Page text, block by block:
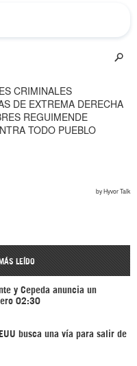
LEÍDO
y Cepeda anuncia un
02:30
busca una vía para salir de